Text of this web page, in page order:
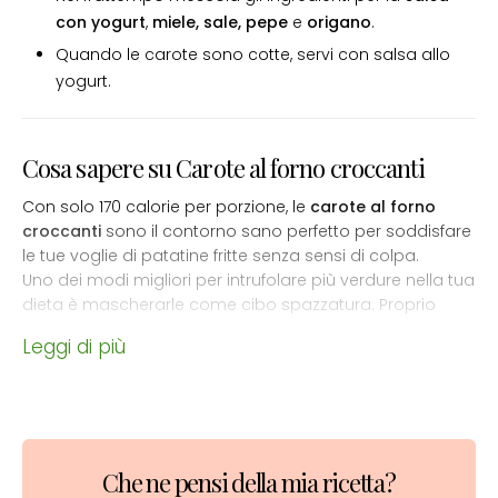
con yogurt, miele, sale, pepe e origano.
Quando le carote sono cotte, servi con salsa allo
yogurt.
Cosa sapere su Carote al forno croccanti
Con solo 170 calorie per porzione, le carote al forno
croccanti sono il contorno sano perfetto per soddisfare
le tue voglie di patatine fritte senza sensi di colpa.
Uno dei modi migliori per intrufolare più verdure nella tua
dieta è mascherarle come cibo spazzatura. Proprio
deliziose e soddisfacenti come le normali patatine fritte,
dolcezza naturale che si amplifica se affettate sottili e
Leggi di più
Che ne pensi della mia ricetta?